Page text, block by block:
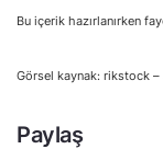
Bu içerik hazırlanırken
Görsel kaynak: rikstock
Paylaş